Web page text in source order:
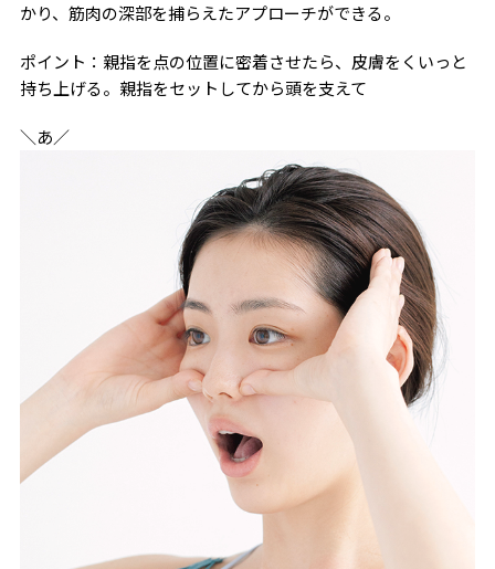
かり、筋肉の深部を捕らえたアプローチができる。
ポイント：親指を点の位置に密着させたら、皮膚をくいっと
持ち上げる。親指をセットしてから頭を支えて
＼あ／